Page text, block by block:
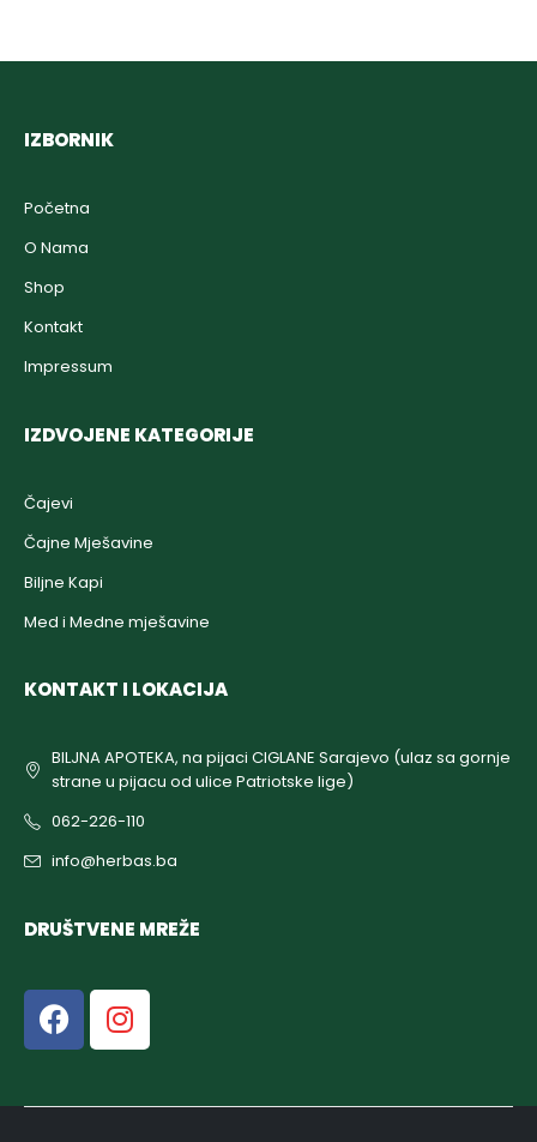
IZBORNIK
Početna
O Nama
Shop
Kontakt
Impressum
IZDVOJENE KATEGORIJE
Čajevi
Čajne Mješavine
Biljne Kapi
Med i Medne mješavine
KONTAKT I LOKACIJA
BILJNA APOTEKA, na pijaci CIGLANE Sarajevo (ulaz sa gornje
strane u pijacu od ulice Patriotske lige)
062-226-110
info@herbas.ba
DRUŠTVENE MREŽE